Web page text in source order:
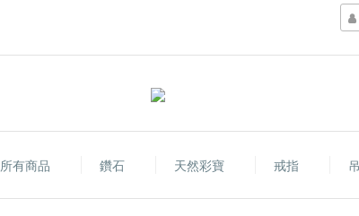
所有商品 鑽石 天然彩寶 戒指